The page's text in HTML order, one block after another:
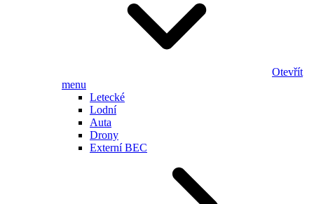
Otevřít
menu
Letecké
Lodní
Auta
Drony
Externí BEC